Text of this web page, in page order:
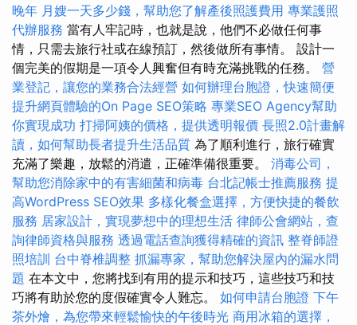
晚年 月嫂一天多少錢，幫助您了解產後照護費用 專業護照
代辦服務 當有人牢記時，也就是說，他們不必做任何事
情，只需去旅行社或在線預訂，然後做所有事情。 設計一
個完美的假期是一項令人興奮但有時充滿挑戰的任務。 營
業登記，讓您的業務合法經營 如何辦理台胞證，快速簡便
提升網頁體驗的On Page SEO策略 專業SEO Agency幫助
你實現成功 打掃阿姨的價格，提供透明報價 長照2.0計畫解
讀，如何幫助長者提升生活品質 為了順利進行，旅行確實
充滿了樂趣，放鬆的消遣，正確準備很重要。 消毒公司，
幫助您消除家中的有害細菌和病毒 台北記帳士推薦服務 提
高WordPress SEO效果 多樣化餐盒選擇，方便快捷的餐飲
服務 居家設計，實現夢想中的理想生活 律師公會網站，查
詢律師資格與服務 透過電話查詢獲得精確的資訊 整脊師證
照培訓 台中脊椎調整 抓漏專家，幫助您解決屋內的漏水問
題 在本文中，您將找到有用的提示和技巧，這些技巧和技
巧將有助於您的度假確實令人難忘。 如何申請台胞證 下午
茶外燴，為您帶來輕鬆愉快的午後時光 商用冰箱的選擇，